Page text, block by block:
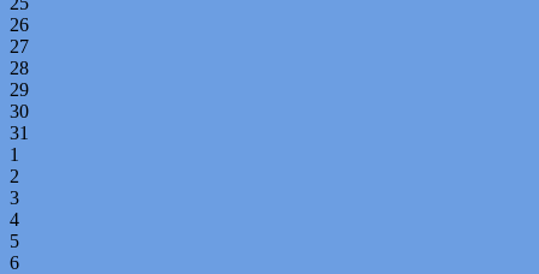
26
27
28
29
30
31
1
2
3
4
5
6